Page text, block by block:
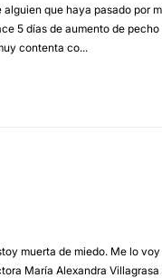
que haya pasado por
5 días de aumento de pecho
contenta co...
muerta de miedo. Me lo voy
María Alexandra Villagrasa